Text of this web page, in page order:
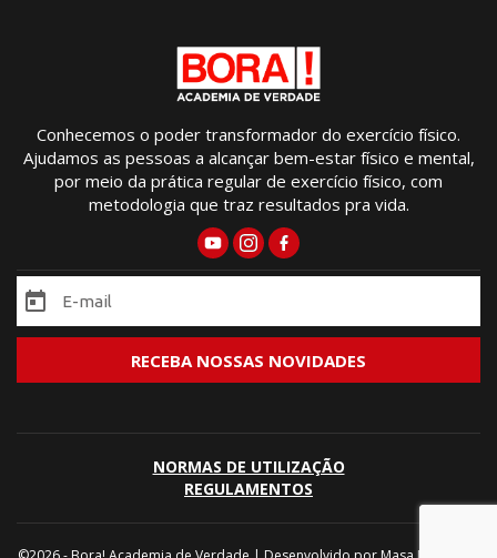
Conhecemos o poder transformador do exercício físico.
Ajudamos as pessoas a alcançar bem-estar físico e mental,
por meio da prática regular de exercício físico, com
metodologia que traz resultados pra vida.
NORMAS DE UTILIZAÇÃO
REGULAMENTOS